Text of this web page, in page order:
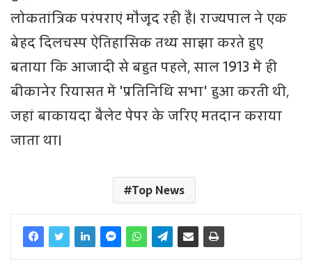
लोकतांत्रिक परंपराएं मौजूद रही हैं। राज्यपाल ने एक
बेहद दिलचस्प ऐतिहासिक तथ्य साझा करते हुए
बताया कि आजादी से बहुत पहले, साल 1913 में ही
बीकानेर रियासत में 'प्रतिनिधि सभा' हुआ करती थी,
जहां बाकायदा बैलेट पेपर के जरिए मतदान कराया
जाता था।
Top News